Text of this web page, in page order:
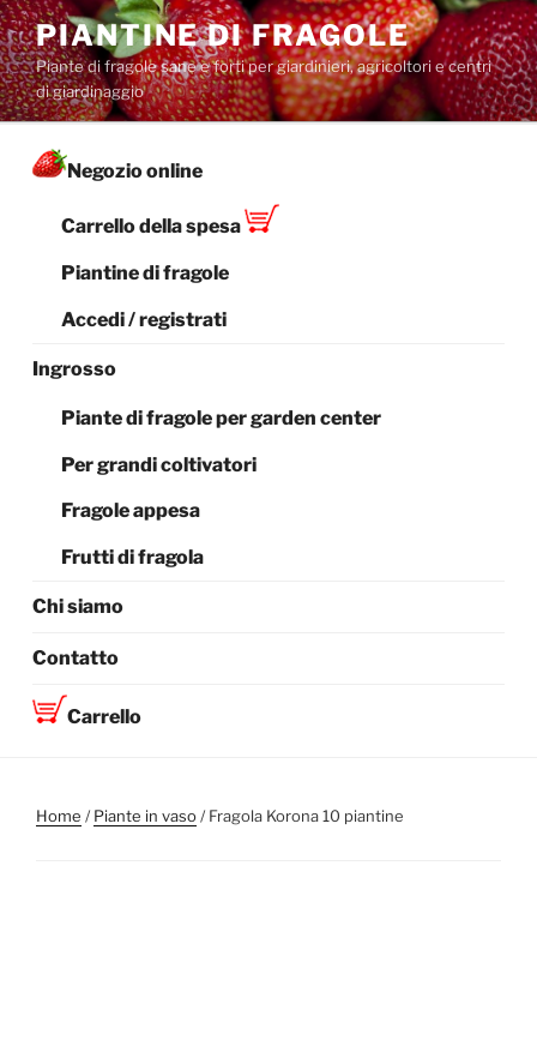
Salta
al
contenuto
PIANTINE DI FRAGOLE
Piante di fragole sane e forti per giardinieri, agricoltori e centri
di giardinaggio
Negozio online
Carrello della spesa
Piantine di fragole
Accedi / registrati
Ingrosso
Piante di fragole per garden center
Per grandi coltivatori
Fragole appesa
Frutti di fragola
Chi siamo
Contatto
Carrello
Home /Piante in vaso/ Fragola Korona 10 piantine